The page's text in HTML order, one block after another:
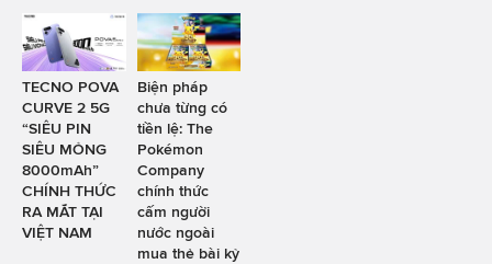
TECNO POVA
CURVE 2 5G
“SIÊU PIN
SIÊU MỎNG
8000mAh”
CHÍNH THỨC
RA MẮT TẠI
VIỆT NAM
Biện pháp
chưa từng có
tiền lệ: The
Pokémon
Company
chính thức
cấm người
nước ngoài
mua thẻ bài kỷ